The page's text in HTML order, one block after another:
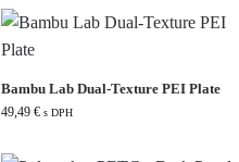
Bambu Lab Dual-Texture PEI Plate
49,49 € s DPH